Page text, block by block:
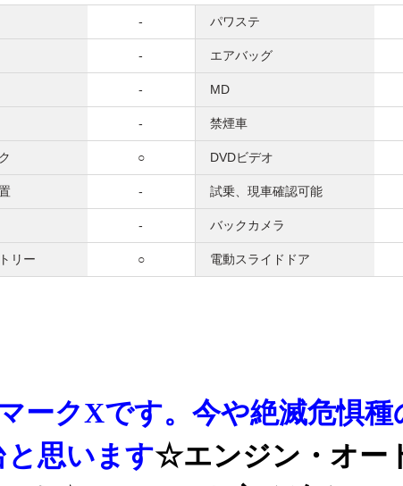
- パワステ
- エアバッグ
- MD
- 禁煙車
○ DVDビデオ
- 試乗、現車確認可能
- バックカメラ
リー ○ 電動スライドドア